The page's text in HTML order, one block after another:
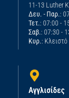
11-13 Luther
Δευ. - Παρ.:
Τετ.: 07:00 -
Σαβ.: 07:30 -
Κυρ.: Κλειστό
Αγγλισίδες